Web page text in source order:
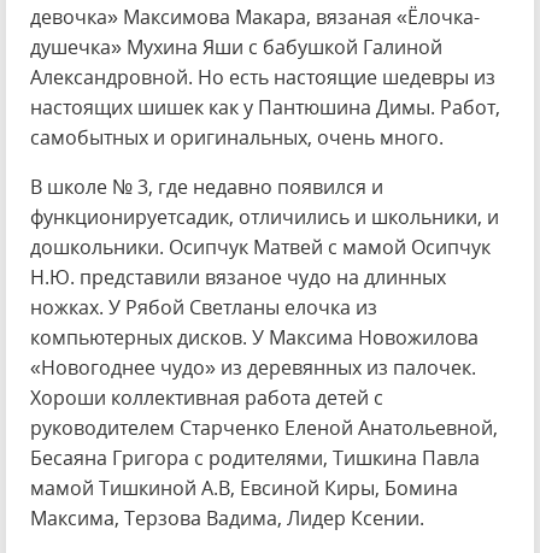
девочка» Максимова Макара, вязаная «Ёлочка-
душечка» Мухина Яши с бабушкой Галиной
Александровной. Но есть настоящие шедевры из
настоящих шишек как у Пантюшина Димы. Работ,
самобытных и оригинальных, очень много.
В школе № 3, где недавно появился и
функционируетсадик, отличились и школьники, и
дошкольники. Осипчук Матвей с мамой Осипчук
Н.Ю. представили вязаное чудо на длинных
ножках. У Рябой Светланы елочка из
компьютерных дисков. У Максима Новожилова
«Новогоднее чудо» из деревянных из палочек.
Хороши коллективная работа детей с
руководителем Старченко Еленой Анатольевной,
Бесаяна Григора с родителями, Тишкина Павла
мамой Тишкиной А.В, Евсиной Киры, Бомина
Максима, Терзова Вадима, Лидер Ксении.